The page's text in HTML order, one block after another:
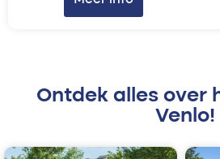
Ontdek alles over
Venlo!